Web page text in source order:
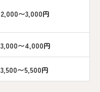
2,000〜3,000円
3,000〜4,000円
3,500〜5,500円